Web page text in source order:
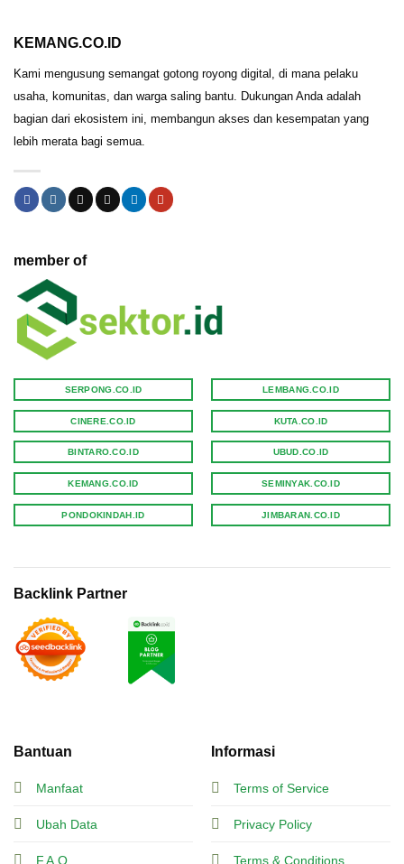
KEMANG.CO.ID
Kami mengusung semangat gotong royong digital, di mana pelaku
usaha, komunitas, dan warga saling bantu. Dukungan Anda adalah
bagian dari ekosistem ini, membangun akses dan kesempatan yang
lebih merata bagi semua.
Bantuan
Manfaat
Ubah Data
F.A.Q.
Informasi
Terms of Service
Privacy Policy
Terms & Conditions
member of
SERPONG.CO.ID
CINERE.CO.ID
BINTARO.CO.ID
KEMANG.CO.ID
PONDOKINDAH.ID
LEMBANG.CO.ID
KUTA.CO.ID
UBUD.CO.ID
SEMINYAK.CO.ID
JIMBARAN.CO.ID
Backlink Partner